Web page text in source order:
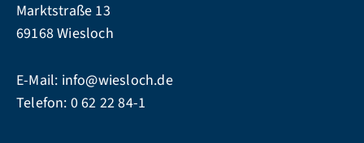
Marktstraße 13
69168 Wiesloch
E-Mail: info@wiesloch.de
Telefon: 0 62 22 84-1